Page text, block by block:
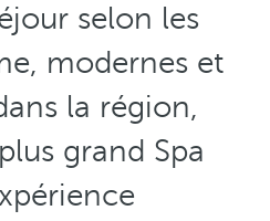
selon les
modernes et
la région,
grand Spa